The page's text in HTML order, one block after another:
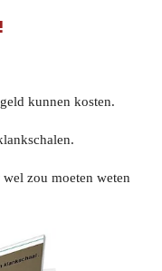
kunnen kosten.
zou moeten weten